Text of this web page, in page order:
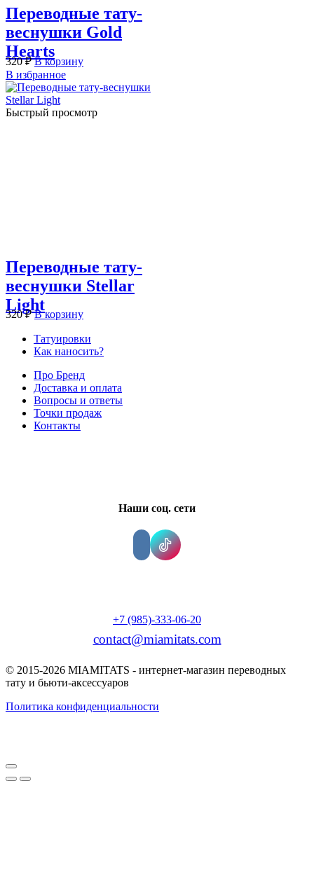
Переводные тату-
веснушки Gold
Hearts
320₽ В корзину
В избранное
Быстрый просмотр
Переводные тату-
веснушки Stellar
Light
320₽ В корзину
Татуировки
Как наносить?
Про Бренд
Доставка и оплата
Вопросы и ответы
Точки продаж
Контакты
Наши соц. сети
+7 (985)-333-06-20
contact@miamitats.com
© 2015-2026 MIAMITATS - интернет-магазин переводных
тату и бьюти-аксессуаров
Политика конфиденциальности